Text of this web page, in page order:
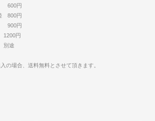
円
800円
円
円
途
の場合、送料無料とさせて頂きます。